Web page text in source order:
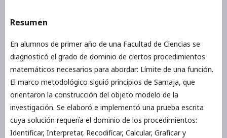
Resumen
En alumnos de primer año de una Facultad de Ciencias se
diagnosticó el grado de dominio de ciertos procedimientos
matemáticos necesarios para abordar: Límite de una función.
El marco metodológico siguió principios de Samaja, que
orientaron la construcción del objeto modelo de la
investigación. Se elaboró e implementó una prueba escrita
cuya solución requería el dominio de los procedimientos:
Identificar, Interpretar, Recodificar, Calcular, Graficar y